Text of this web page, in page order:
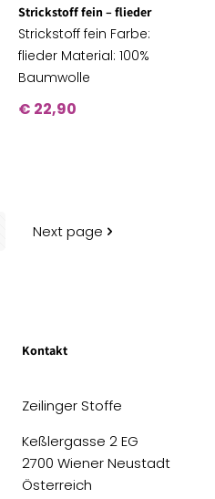
Strickstoff fein – flieder
Strickstoff fein Farbe:
flieder Material: 100%
Baumwolle
€ 22,90
Next page
Kontakt
Zeilinger Stoffe
Keßlergasse 2 EG
2700 Wiener Neustadt
Österreich